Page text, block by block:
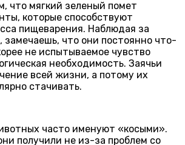
что мягкий зеленый помет
которые способствуют
пищеварения. Наблюдая за
замечаешь, что они постоянно что-
не испытываемое чувство
необходимость. Заячьи
всей жизни, а потому их
стачивать.
часто именуют «косыми».
получили не из-за проблем со